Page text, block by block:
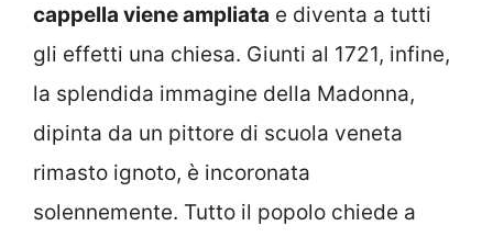
cappella viene ampliata e diventa a tutti
gli effetti una chiesa. Giunti al 1721, infine,
la splendida immagine della Madonna,
dipinta da un pittore di scuola veneta
rimasto ignoto, è incoronata
solennemente. Tutto il popolo chiede a